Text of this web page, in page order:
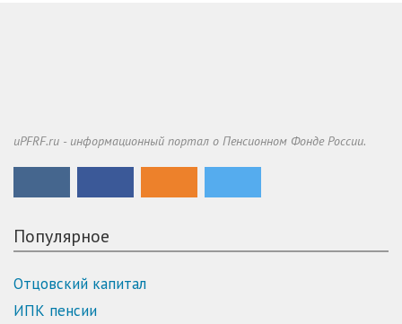
uPFRF.ru - информационный портал о Пенсионном Фонде России.
Популярное
Отцовский капитал
ИПК пенсии